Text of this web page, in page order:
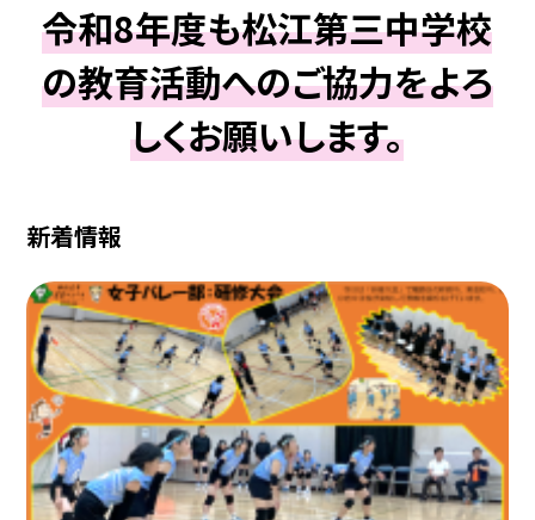
令和8年度も松江第三中学校
の教育活動へのご協力をよろ
しくお願いします。
新着情報